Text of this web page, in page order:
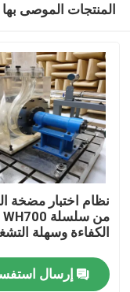
المنزل
المنتجات
حولنا
المنتجات الموصى بها
نظام اختبار مضخة
الكفاءة وسهلة
إرسال